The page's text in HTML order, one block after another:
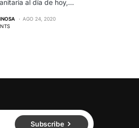
al día de hoy,…
AGO 24, 2020
Subscribe